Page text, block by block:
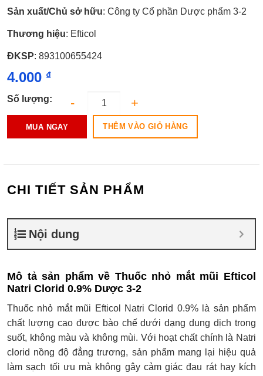
Sản xuất/Chủ sở hữu: Công ty Cổ phần Dược phẩm 3-2
Thương hiệu: Efticol
ĐKSP: 893100655424
4.000 ₫
Số lượng:
MUA NGAY THÊM VÀO GIỎ HÀNG
CHI TIẾT SẢN PHẨM
Nội dung
Mô tả sản phẩm về Thuốc nhỏ mắt mũi Efticol
Natri Clorid 0.9% Dược 3-2
Thuốc nhỏ mắt mũi Efticol Natri Clorid 0.9% là sản phẩm
chất lượng cao được bào chế dưới dạng dung dịch trong
suốt, không màu và không mùi. Với hoạt chất chính là Natri
clorid nồng độ đẳng trương, sản phẩm mang lại hiệu quả
làm sạch tối ưu mà không gây cảm giác đau rát hay kích